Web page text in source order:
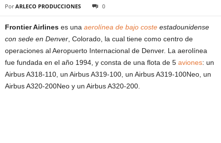
Por ARLECO PRODUCCIONES 0
Frontier Airlines es una aerolínea de bajo coste estadounidense
con sede en Denver , Colorado, la cual tiene como centro de
operaciones al Aeropuerto Internacional de Denver. La aerolínea
fue fundada en el año 1994, y consta de una flota de 5 aviones: un
Airbus A318-110, un Airbus A319-100, un Airbus A319-100Neo, un
Airbus A320-200Neo y un Airbus A320-200.